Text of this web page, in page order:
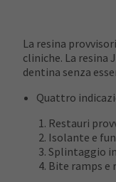
La resina
cliniche. La resina
dentina senza
Quattro
Restauri
Isolante e
Splintaggio
Bite ramps e